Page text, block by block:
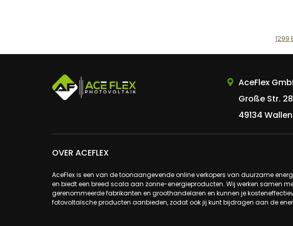
1299
AceFlex
Große Str. 28
49134
OVER ACEFLEX
AceFlex is een van de toonaangevende online verkopers van duurzame
en biedt een breed scala aan zonne-energieproducten. Wij werken samen
gerenommeerde fabrikanten en groothandelaren en kunnen je
fotovoltaïsche producten aanbieden, zodat ook jij kunt bijdragen aan de